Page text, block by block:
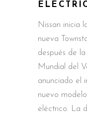
Nissan inicia
nueva
después de
Mundial del
anunciado el
nuevo
eléctrico. La